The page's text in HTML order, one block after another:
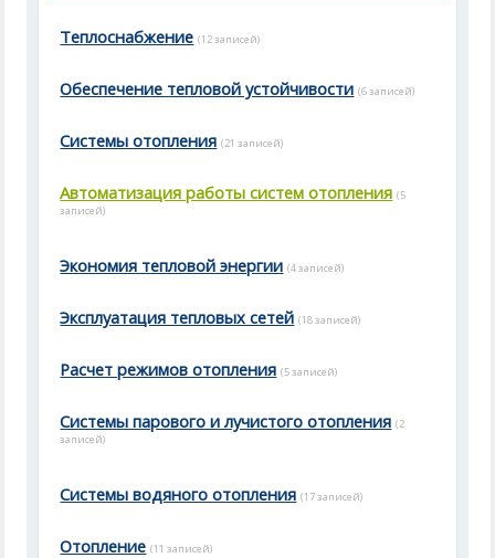
Теплоснабжение (12 записей)
Обеспечение тепловой устойчивости (6 записей)
Системы отопления (21 записей)
Автоматизация работы систем отопления (5
записей)
Экономия тепловой энергии (4 записей)
Эксплуатация тепловых сетей (18 записей)
Расчет режимов отопления (5 записей)
Системы парового и лучистого отопления (2
записей)
Системы водяного отопления (17 записей)
Отопление (11 записей)